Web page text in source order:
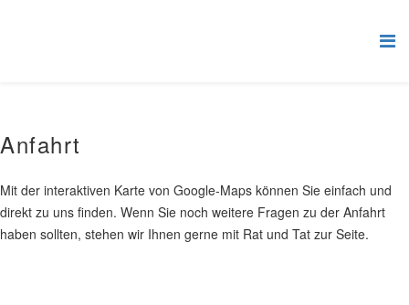
Anfahrt
Mit der interaktiven Karte von Google-Maps können Sie einfach und
direkt zu uns finden. Wenn Sie noch weitere Fragen zu der Anfahrt
haben sollten, stehen wir Ihnen gerne mit Rat und Tat zur Seite.